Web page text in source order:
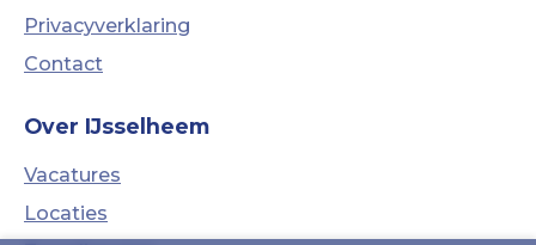
Privacyverklaring
Contact
Over IJsselheem
Vacatures
Locaties